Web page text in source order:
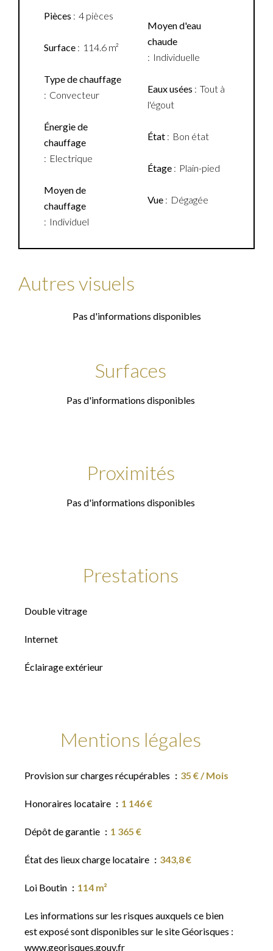
Pièces 4 pièces
Surface 114.6 m²
Type de chauffage
Convecteur
Énergie de
chauffage
Electrique
Moyen de
chauffage
Individuel
Moyen d'eau
chaude
Individuelle
Eaux usées
Tout à
l'égout
État Bon état
Étage Plain-pied
Vue Dégagée
Autres visuels
Pas d'informations disponibles
Surfaces
Pas d'informations disponibles
Proximités
Pas d'informations disponibles
Prestations
Double vitrage
Internet
Éclairage extérieur
Mentions légales
Provision sur charges récupérables 35 € / Mois
Honoraires locataire 1 146 €
Dépôt de garantie 1 365 €
État des lieux charge locataire 343,8 €
Loi Boutin 114 m²
Les informations sur les risques auxquels ce bien
est exposé sont disponibles sur le site Géorisques :
www.georisques.gouv.fr